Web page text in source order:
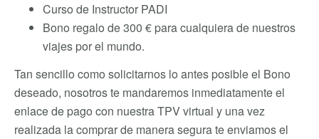
Curso de Instructor PADI
Bono regalo de 300 € para cualquiera de nuestros
viajes por el mundo.
Tan sencillo como solicitarnos lo antes posible el Bono
deseado, nosotros te mandaremos inmediatamente el
enlace de pago con nuestra TPV virtual y una vez
realizada la comprar de manera segura te enviamos el